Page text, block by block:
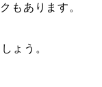
もあります。
ょう。